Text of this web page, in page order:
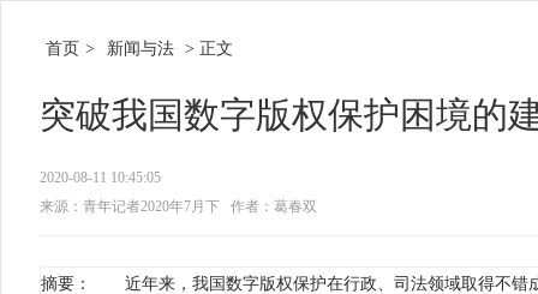
首页 > 新闻与法 > 正文
突破我国数字版权保护困境的
2020-08-11 10:45:05
来源：青年记者2020年7月下
作者：葛春双
摘要： 近年来，我国数字版权保护在行政、司法领域取得不错